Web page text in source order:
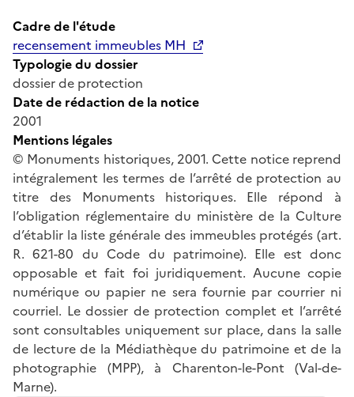
Cadre de l'étude
recensement immeubles MH
Typologie du dossier
dossier de protection
Date de rédaction de la notice
2001
Mentions légales
© Monuments historiques, 2001. Cette notice reprend
intégralement les termes de l’arrêté de protection au
titre des Monuments historiques. Elle répond à
l’obligation réglementaire du ministère de la Culture
d’établir la liste générale des immeubles protégés (art.
R. 621-80 du Code du patrimoine). Elle est donc
opposable et fait foi juridiquement. Aucune copie
numérique ou papier ne sera fournie par courrier ni
courriel. Le dossier de protection complet et l’arrêté
sont consultables uniquement sur place, dans la salle
de lecture de la Médiathèque du patrimoine et de la
photographie (MPP), à Charenton-le-Pont (Val-de-
Marne).